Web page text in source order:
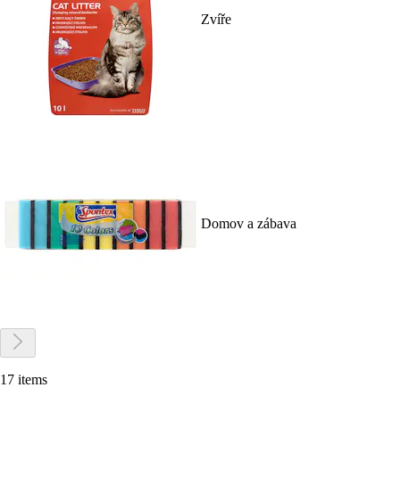
Zvíře
Domov a zábava
17 items